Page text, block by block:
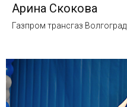
Арина Скокова
Газпром трансгаз Волгоград